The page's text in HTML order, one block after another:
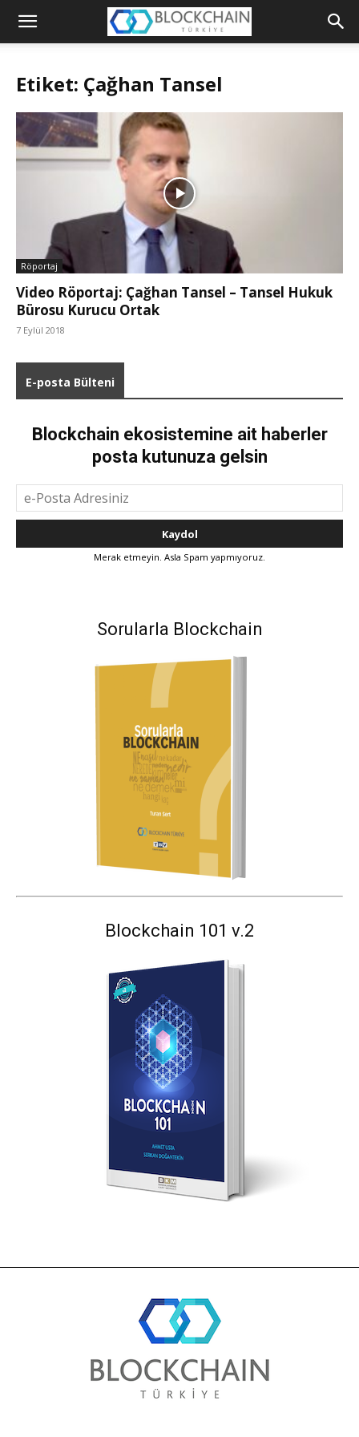
Blockchain
Etiket: Çağhan Tansel
Röportaj
Video Röportaj: Çağhan Tansel – Tansel Hukuk
Bürosu Kurucu Ortak
7 Eylül 2018
E-posta Bülteni
Blockchain ekosistemine ait haberler
posta kutunuza gelsin
Merak etmeyin. Asla Spam yapmıyoruz.
Sorularla Blockchain
Blockchain 101 v.2